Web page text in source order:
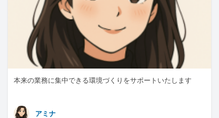
本来の業務に集中できる環境づくりをサポートいたします
アミナ